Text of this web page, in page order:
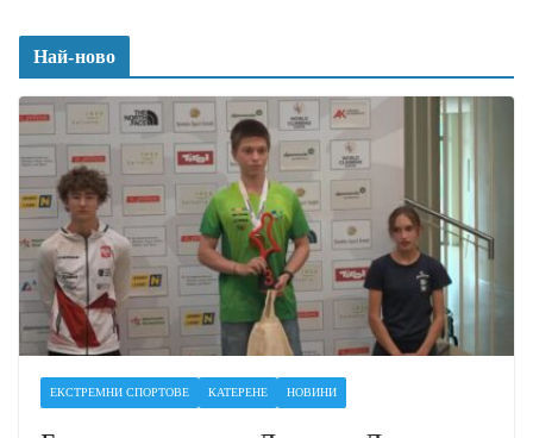
Най-ново
ЕКСТРЕМНИ СПОРТОВЕ КАТЕРЕНЕ НОВИНИ